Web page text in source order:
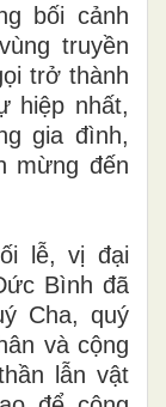
bối cảnh
truyền
trở thành
hiệp nhất,
gia đình,
mừng đến
lễ, vị đại
Bình đã
Cha, quý
và cộng
lẫn vật